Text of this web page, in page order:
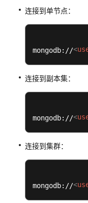
合
最
佳
连接到单节点：
mongodb://<
连接到副本集：
mongodb://<
连接到集群：
mongodb://<